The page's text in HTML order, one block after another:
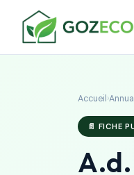
Accueil ›
📄 FICHE